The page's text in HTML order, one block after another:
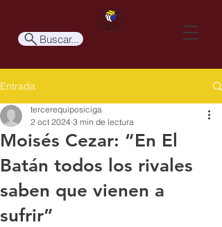
Buscar...
Entrada
Moisés Cezar: “En El
Batán todos los rivales
saben que vienen a
sufrir”
tercerequiposiciga
2 oct 2024 3 min de lectura